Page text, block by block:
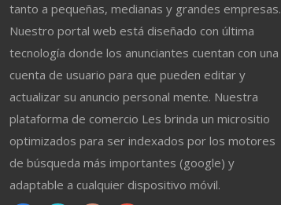
tanto a pequeñas, medianas y grandes empresas.
Nuestro portal web está diseñado con última
tecnología donde los anunciantes cuentan con una
cuenta de usuario para que pueden editar y
actualizar su anuncio personal mente. Nuestra
plataforma de comercio Les brinda un micrositio
optimizados para ser indexados por los motores
de búsqueda más importantes (google) y
adaptable a cualquier dispositivo móvil.